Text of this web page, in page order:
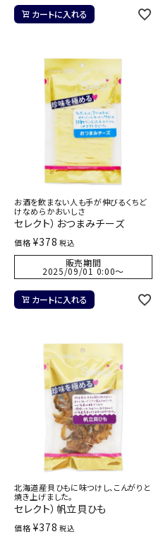
カートに入れる
お酒を飲まない人も手が伸びるくちど
けなめらかおいしさ
セレクト）おつまみチーズ
価格 ¥378 税込
販売期間
2025/09/01 0:00〜
カートに入れる
北海道産貝ひもに味つけし、こんがりと
焼き上げました。
セレクト）帆立貝ひも
価格 ¥378 税込